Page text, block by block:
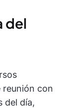
del
reunión con
del día,